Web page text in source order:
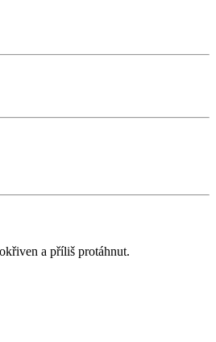
a příliš protáhnut.